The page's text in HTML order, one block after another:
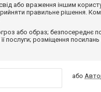
або враження іншим
правильне рішення.
або образ; безпосереднє
послуги; розміщення
або